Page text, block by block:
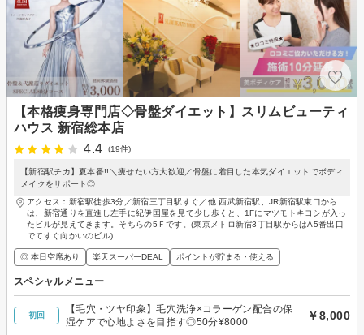
【本格痩身専門店◇骨盤ダイエット】スリムビューティ
ハウス 新宿総本店
4.4
(19件)
【新宿駅チカ】夏本番!!＼痩せたい方大歓迎／骨盤に着目した本気ダイエットでボディ
メイクをサポート◎
アクセス：新宿駅徒歩3分／新宿三丁目駅すぐ／他 西武新宿駅、JR新宿駅東口から
は、新宿通りを直進し左手に紀伊国屋を見て少し歩くと、1Fにマツモトキヨシが入っ
たビルが見えてきます。そちらの5Ｆです。(東京メトロ新宿3丁目駅からはA5番出口
でてすぐ向かいのビル)
◎ 本日空席あり 楽天スーパーDEAL ポイントが貯まる・使える
スペシャルメニュー
初回
【毛穴・ツヤ印象】毛穴洗浄×コラーゲン配合の保
湿ケアで心地よさを目指す◎50分¥8000
￥8,000